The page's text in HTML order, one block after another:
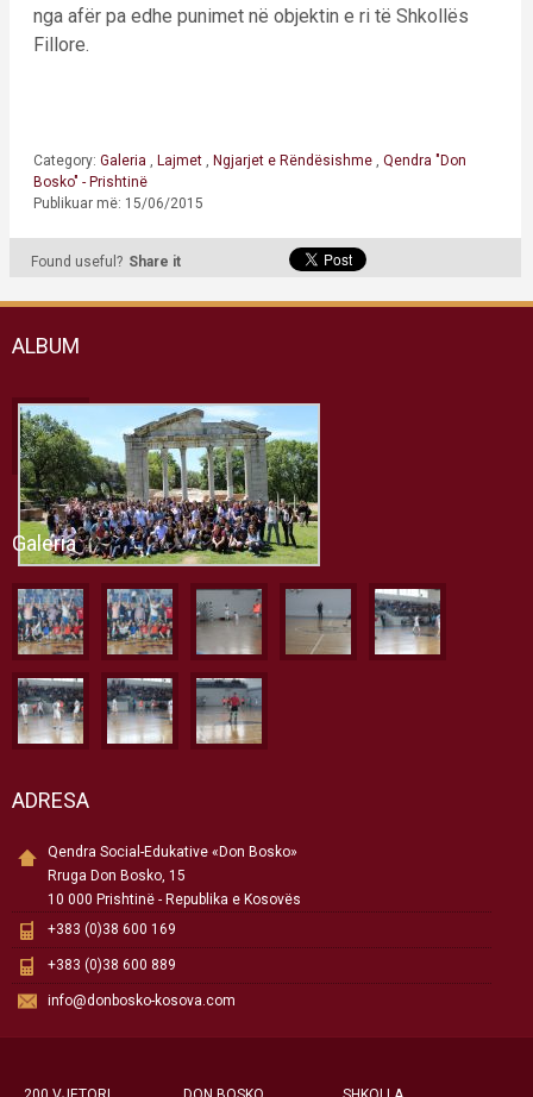
nga afër pa edhe punimet në objektin e ri të Shkollës
Fillore.
Category: Galeria Lajmet Ngjarjet e Rëndësishme
Qendra "Don
Bosko" - Prishtinë
Publikuar më: 15/06/2015
Found useful? Share it
ALBUM
Galeria
ADRESA
Qendra Social-Edukative «Don Bosko»
Rruga Don Bosko, 15
10 000 Prishtinë - Republika e Kosovës
+383 (0)38 600 169
+383 (0)38 600 889
info@donbosko-kosova.com